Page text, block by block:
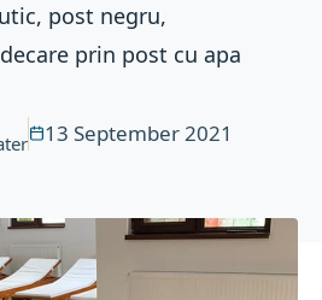
post negru,
prin post cu apa
13 September 2021